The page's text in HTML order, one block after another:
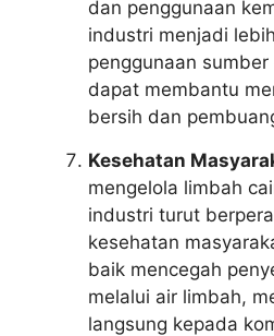
dan penggunaan
industri menjadi
penggunaan
dapat membantu
bersih dan
Kesehatan
mengelola limbah
industri turut
kesehatan
baik mencegah
melalui air limbah,
langsung kepada